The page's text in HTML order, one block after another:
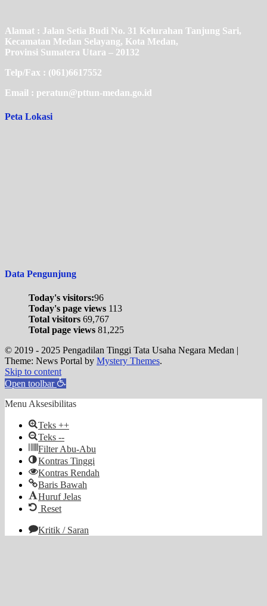
Alamat : Jalan Setia Budi No. 31 Kelurahan Tanjung Sari,
Kecamatan Medan Selayang, Kota Medan,
Provinsi Sumatera Utara – 20132
Telp/Fax : (061)6617552
Email : peratun@pttun-medan.go.id
Peta Lokasi
Data Pengunjung
Today's visitors:96
Today's page views 113
Total visitors 69,767
Total page views 81,225
© 2019 - 2025 Pengadilan Tinggi Tata Usaha Negara Medan |
Theme: News Portal by Mystery Themes.
Skip to content
Open toolbar
Menu Aksesibilitas
Teks ++
Teks --
Filter Abu-Abu
Kontras Tinggi
Kontras Rendah
Baris Bawah
Huruf Jelas
Reset
Kritik / Saran